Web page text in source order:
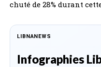
chuté de 28% durant
LIBNANEWS
Infographies